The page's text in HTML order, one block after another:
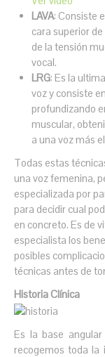
LAVA: Consiste
cara superior
de la tensión
vocal.
LRG: Es la
voz y consiste
profundizando
muscular,
a una voz más
Todas estas
una voz femenina,
especializada por
para decidir cual
en concreto. Es de
especialista los
posibles
técnicas antes de
Historia Clínica
Es la base
recogemos toda la